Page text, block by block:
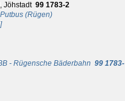
Jöhstadt 99 1783-2
(Rügen)
- Rügensche Bäderbahn 99 1783-